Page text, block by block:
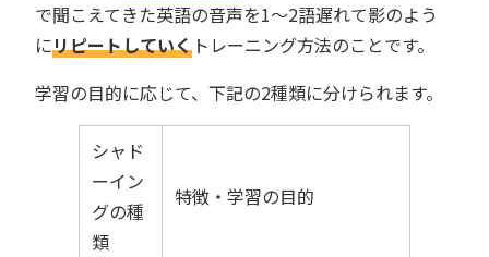
で聞こえてきた英語の音声を1〜2語遅れて影のよう
にリピートしていく トレーニング方法のことです。
学習の目的に応じて、下記の2種類に分けられます。
シャド
ーイン
グの種
類
特徴・学習の目的